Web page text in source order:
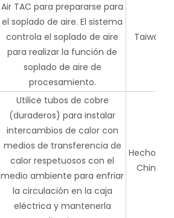
Air TAC para prepararse para
el soplado de aire. El sistema
controla el soplado de aire
para realizar la función de
soplado de aire de
procesamiento.
Taiwán
Utilice tubos de cobre
(duraderos) para instalar
intercambios de calor con
medios de transferencia de
calor respetuosos con el
medio ambiente para enfriar
la circulación en la caja
eléctrica y mantenerla
Hecho en
China